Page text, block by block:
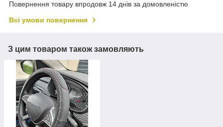
Повернення товару впродовж 14 днів за домовленістю
Всі умови повернення
З цим товаром також замовляють